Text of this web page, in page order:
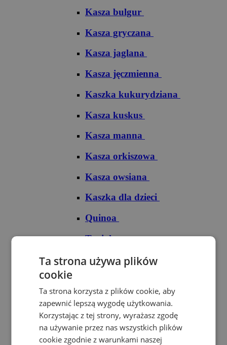
Kasza bulgur
Kasza gryczana
Kasza jaglana
Kasza jęczmienna
Kaszka kukurydziana
Kasza kuskus
Kasza manna
Kasza orkiszowa
Kasza owsiana
Kaszka dla dzieci
Quinoa
Tapioka
Ryże
Ryż basmati
Ryż biały
Ryż brązowy
Ta strona używa plików
cookie
Ta strona korzysta z plików cookie, aby
zapewnić lepszą wygodę użytkowania.
Korzystając z tej strony, wyrażasz zgodę
na używanie przez nas wszystkich plików
cookie zgodnie z warunkami naszej